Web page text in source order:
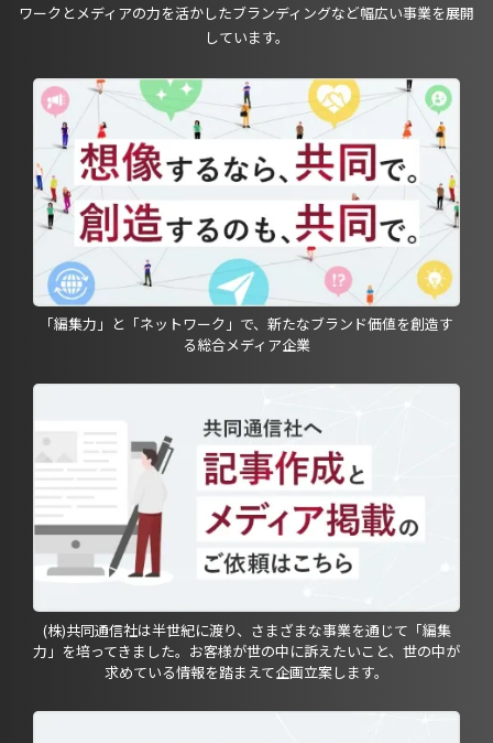
ワークとメディアの力を活かしたブランディングなど幅広い事業を展開
しています。
「編集力」と「ネットワーク」で、新たなブランド価値を創造す
る総合メディア企業
(株)共同通信社は半世紀に渡り、さまざまな事業を通じて「編集
力」を培ってきました。お客様が世の中に訴えたいこと、世の中が
求めている情報を踏まえて企画立案します。